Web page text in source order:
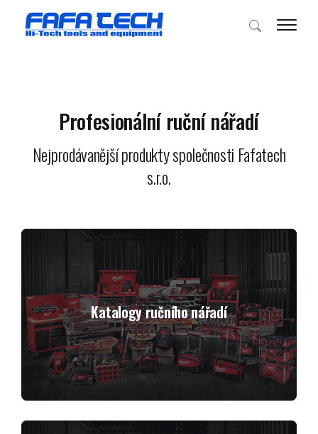
Profesionální ruční nářadí
Nejprodávanější produkty společnosti Fafatech
s.r.o.
Katalogy ručního nářadí